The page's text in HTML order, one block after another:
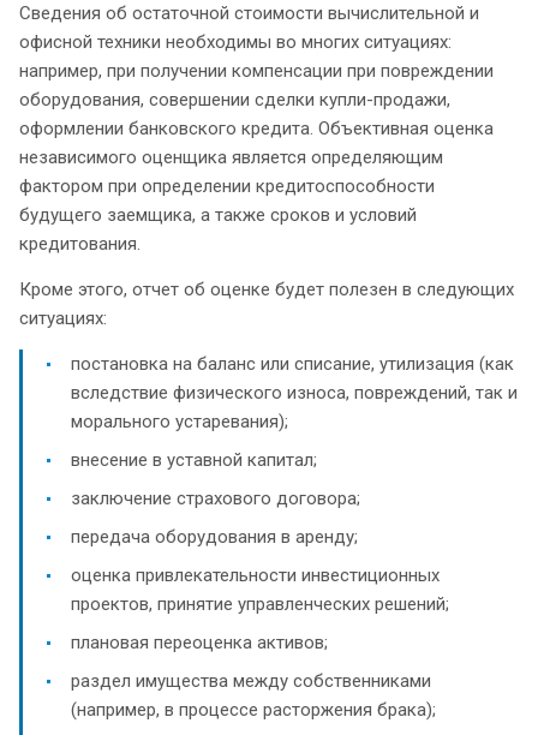
Сведения об остаточной стоимости вычислительной и
офисной техники необходимы во многих ситуациях:
например, при получении компенсации при повреждении
оборудования, совершении сделки купли-продажи,
оформлении банковского кредита. Объективная оценка
независимого оценщика является определяющим
фактором при определении кредитоспособности
будущего заемщика, а также сроков и условий
кредитования.
Кроме этого, отчет об оценке будет полезен в следующих
ситуациях:
постановка на баланс или списание, утилизация (как
вследствие физического износа, повреждений, так и
морального устаревания);
внесение в уставной капитал;
заключение страхового договора;
передача оборудования в аренду;
оценка привлекательности инвестиционных
проектов, принятие управленческих решений;
плановая переоценка активов;
раздел имущества между собственниками
(например, в процессе расторжения брака);